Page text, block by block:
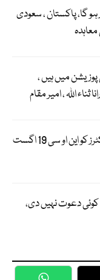
گا، پاکستان ، سعودی
میں ہیں ،
اللہ ، امیر مقام
کیریبین پریمیئر لیگ ، قومی کرکٹرز کو این او سی 19 اگست
دعوت نہیں دی،